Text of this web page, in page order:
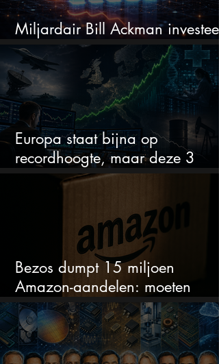
Miljardair Bill Ackman investeert
miljarden in dit techaandeel
Europa staat bijna op
recordhoogte, maar deze 3
sectoren vallen nu op
Bezos dumpt 15 miljoen
Amazon-aandelen: moeten
beleggers zich zorgen maken?